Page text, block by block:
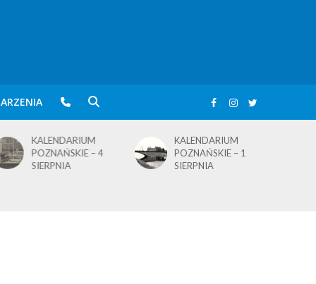
KALENDARIUM
POZNAŃSKIE – 4
SIERPNIA
KALENDARIUM
POZNAŃSKIE – 1
SIERPNIA